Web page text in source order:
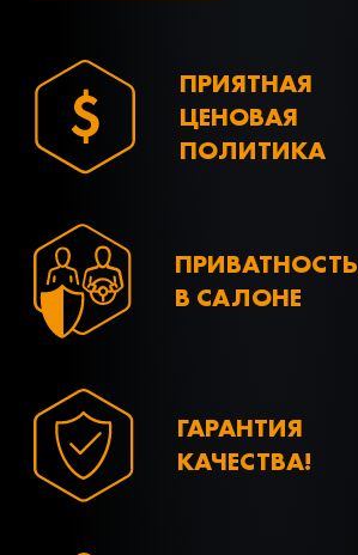
ПРИЯТНАЯ
ЦЕНОВАЯ
ПОЛИТИКА
ПРИВАТНОСТЬ
В САЛОНЕ
ГАРАНТИЯ
КАЧЕСТВА!